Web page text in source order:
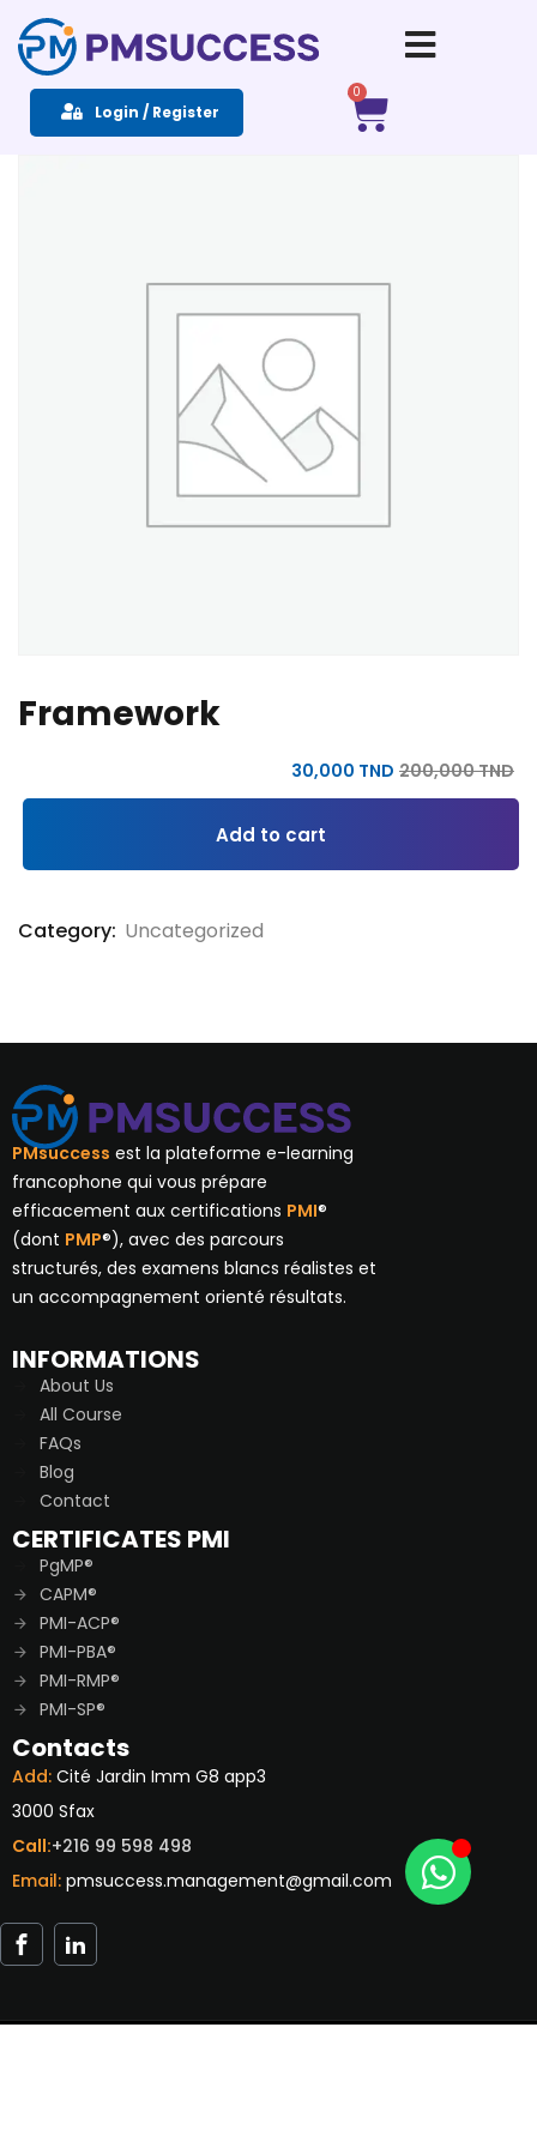
Login / Register
0
Framework
200,000TND
30,000 TND
Add to cart
Category: Uncategorized
PMsuccess est la plateforme e-learning
francophone qui vous prépare
efficacement aux certifications PMI®
(dont PMP®), avec des parcours
structurés, des examens blancs réalistes et
un accompagnement orienté résultats.
INFORMATIONS
About Us
All Course
FAQs
Blog
Contact
CERTIFICATES PMI
PgMP®
CAPM®
PMI-ACP®
PMI-PBA®
PMI-RMP®
PMI-SP®
Contacts
Add: Cité Jardin Imm G8 app3
3000 Sfax
Call:+216 99 598 498
Email: pmsuccess.management@gmail.com
Sign in Sign up
Sign in
Remember me Lost your password?